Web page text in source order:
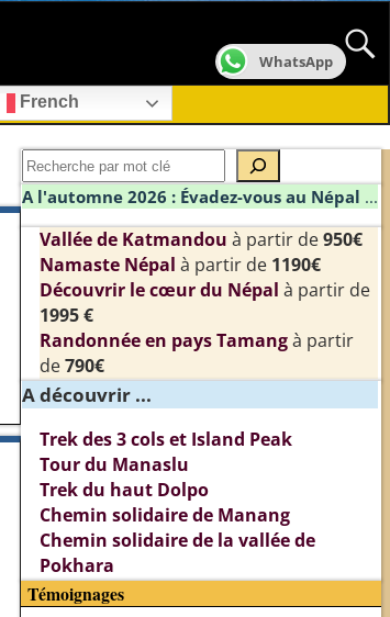
French
A l'automne 2026 : Évadez-vous au Népal ...
Vallée de Katmandou à partir de950€
Namaste Népal à partir de 1190€
Découvrir le cœur du Népal à partir de
1995 €
Randonnée en pays Tamangà partir
de790€
A découvrir ...
Trek des 3 cols et Island Peak
Tour du Manaslu
Trek du haut Dolpo
Chemin solidaire de Manang
Chemin solidaire de la vallée de
Pokhara
Témoignages
WhatsApp